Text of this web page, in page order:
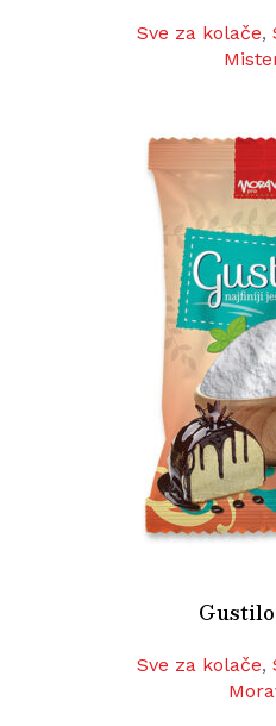
Sve za kolače,
Sve za kolače,